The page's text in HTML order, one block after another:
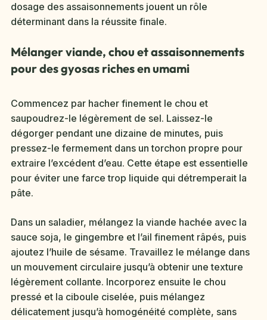
dosage des assaisonnements jouent un rôle
déterminant dans la réussite finale.
Mélanger viande, chou et assaisonnements
pour des gyosas riches en umami
Commencez par hacher finement le chou et
saupoudrez-le légèrement de sel. Laissez-le
dégorger pendant une dizaine de minutes, puis
pressez-le fermement dans un torchon propre pour
extraire l’excédent d’eau. Cette étape est essentielle
pour éviter une farce trop liquide qui détremperait la
pâte.
Dans un saladier, mélangez la viande hachée avec la
sauce soja, le gingembre et l’ail finement râpés, puis
ajoutez l’huile de sésame. Travaillez le mélange dans
un mouvement circulaire jusqu’à obtenir une texture
légèrement collante. Incorporez ensuite le chou
pressé et la ciboule ciselée, puis mélangez
délicatement jusqu’à homogénéité complète, sans